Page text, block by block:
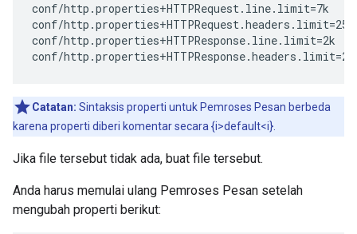
conf/http.properties+HTTPRequest.line.limit=7k
conf/
conf/http.properties+HTTPResponse.line.limit=2k
conf/
Catatan: Sintaksis properti untuk Pemroses Pesan berbeda
karena properti diberi komentar secara {i>default<i}.
Jika file tersebut tidak ada, buat file tersebut.
Anda harus memulai ulang Pemroses Pesan setelah
mengubah properti berikut: